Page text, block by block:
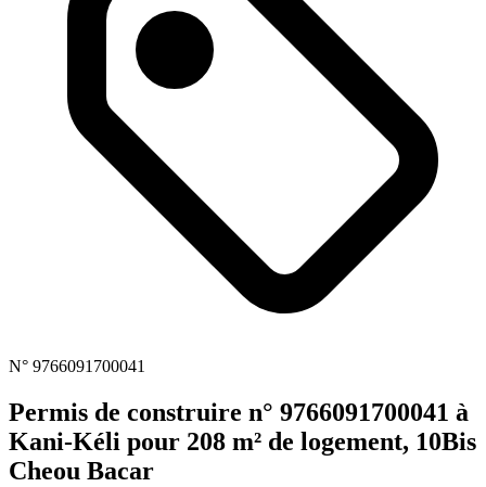
N° 9766091700041
Permis de construire n° 9766091700041 à
Kani-Kéli pour 208 m² de logement, 10Bis
Cheou Bacar